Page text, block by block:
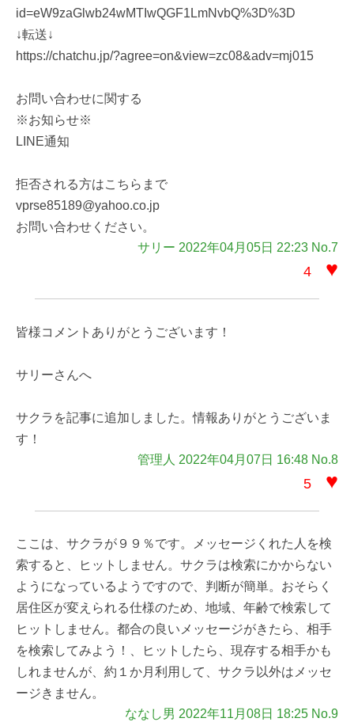
id=eW9zaGlwb24wMTIwQGF1LmNvbQ%3D%3D
↓転送↓
https://chatchu.jp/?agree=on&view=zc08&adv=mj015
お問い合わせに関する
※お知らせ※
LINE通知
拒否される方はこちらまで
vprse85189@yahoo.co.jp
お問い合わせください。
サリー 2022年04月05日 22:23 No.7
4 ♥
皆様コメントありがとうございます！
サリーさんへ
サクラを記事に追加しました。情報ありがとうございま
す！
管理人 2022年04月07日 16:48 No.8
5 ♥
ここは、サクラが９９％です。メッセージくれた人を検
索すると、ヒットしません。サクラは検索にかからない
ようになっているようですので、判断が簡単。おそらく
居住区が変えられる仕様のため、地域、年齢で検索して
ヒットしません。都合の良いメッセージがきたら、相手
を検索してみよう！、ヒットしたら、現存する相手かも
しれませんが、約１か月利用して、サクラ以外はメッセ
ージきません。
ななし男 2022年11月08日 18:25 No.9